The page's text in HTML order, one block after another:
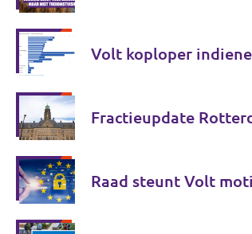
Volt koploper
Fractieupdate
Raad steunt Volt